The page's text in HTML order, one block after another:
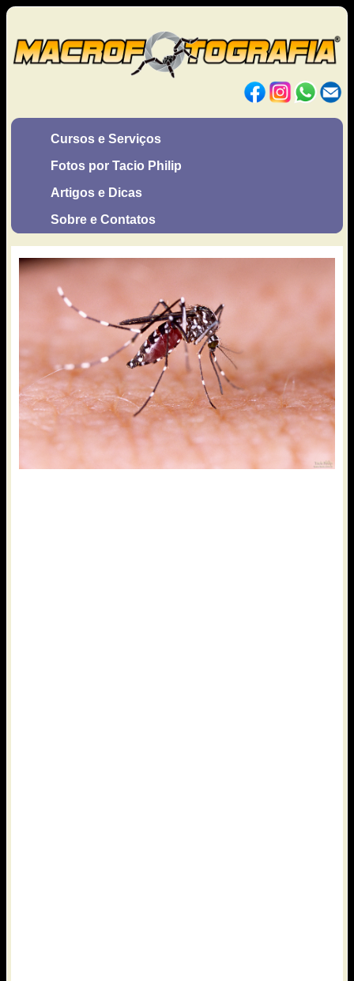
Cursos e Serviços
Fotos por Tacio Philip
Artigos e Dicas
Sobre e Contatos